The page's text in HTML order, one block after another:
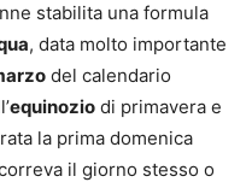
stabilita una formula
, data molto importante
del calendario
equinozio di primavera e
la prima domenica
il giorno stesso o